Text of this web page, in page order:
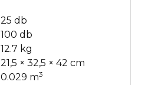
25 db
100 db
12.7 kg
21,5 × 32,5 × 42 cm
0.029 m3